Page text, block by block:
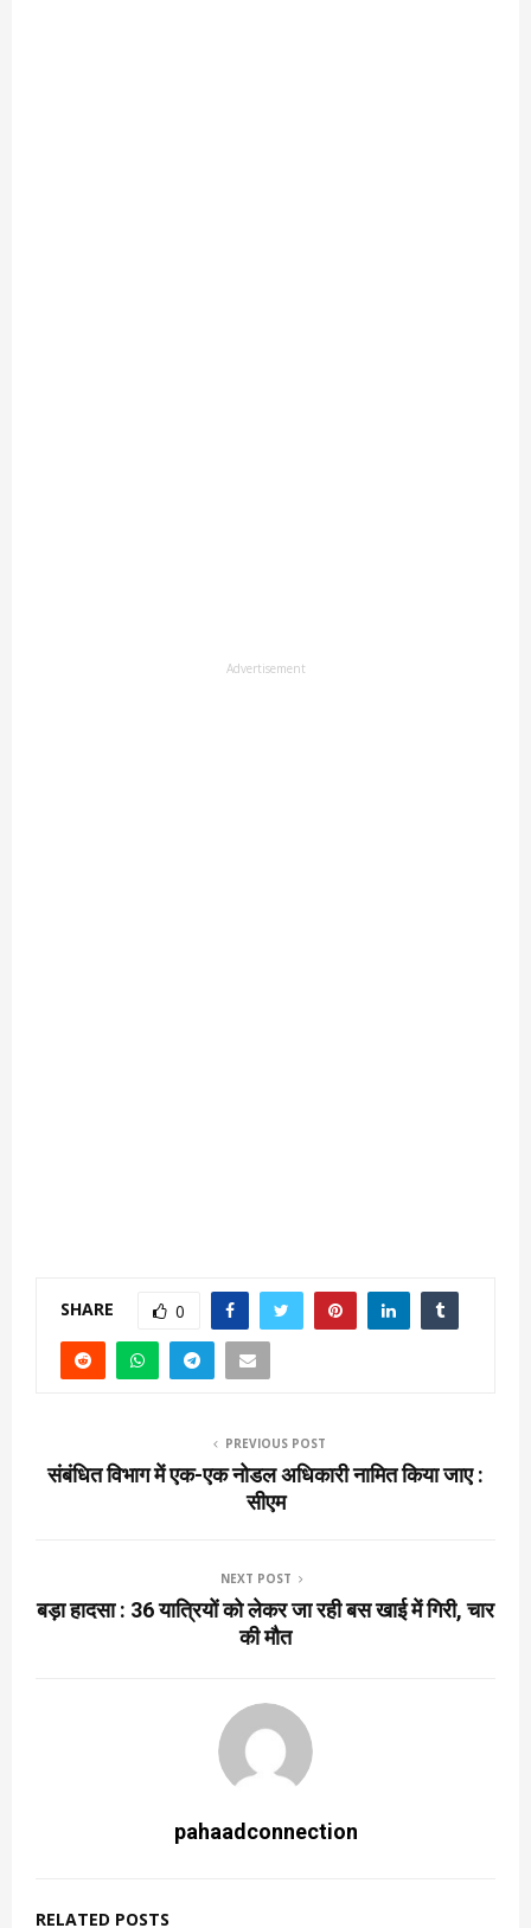
Advertisement
SHARE 0
PREVIOUS POST
संबंधित विभाग में एक-एक नोडल अधिकारी नामित किया जाए :
सीएम
NEXT POST
बड़ा हादसा : 36 यात्रियों को लेकर जा रही बस खाई में गिरी, चार
की मौत
pahaadconnection
RELATED POSTS